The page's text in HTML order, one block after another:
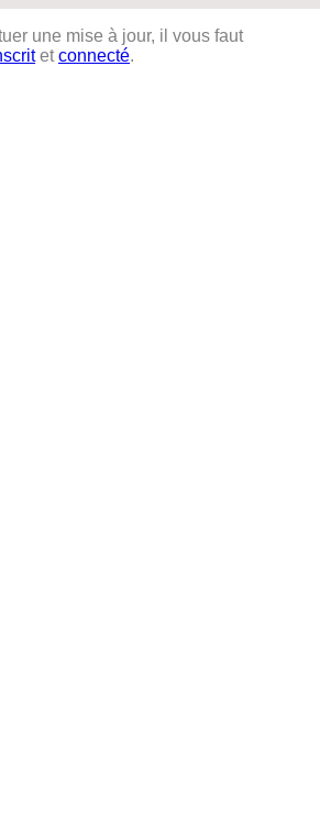
une mise à jour, il vous faut
etconnecté.